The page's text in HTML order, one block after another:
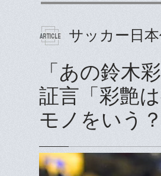
サッカー日
「あの鈴木
証言「彩艶
モノをいう